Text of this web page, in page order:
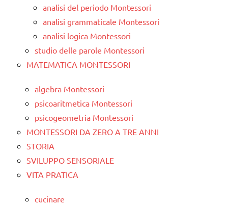
analisi del periodo Montessori
analisi grammaticale Montessori
analisi logica Montessori
studio delle parole Montessori
MATEMATICA MONTESSORI
algebra Montessori
psicoaritmetica Montessori
psicogeometria Montessori
MONTESSORI DA ZERO A TRE ANNI
STORIA
SVILUPPO SENSORIALE
VITA PRATICA
cucinare